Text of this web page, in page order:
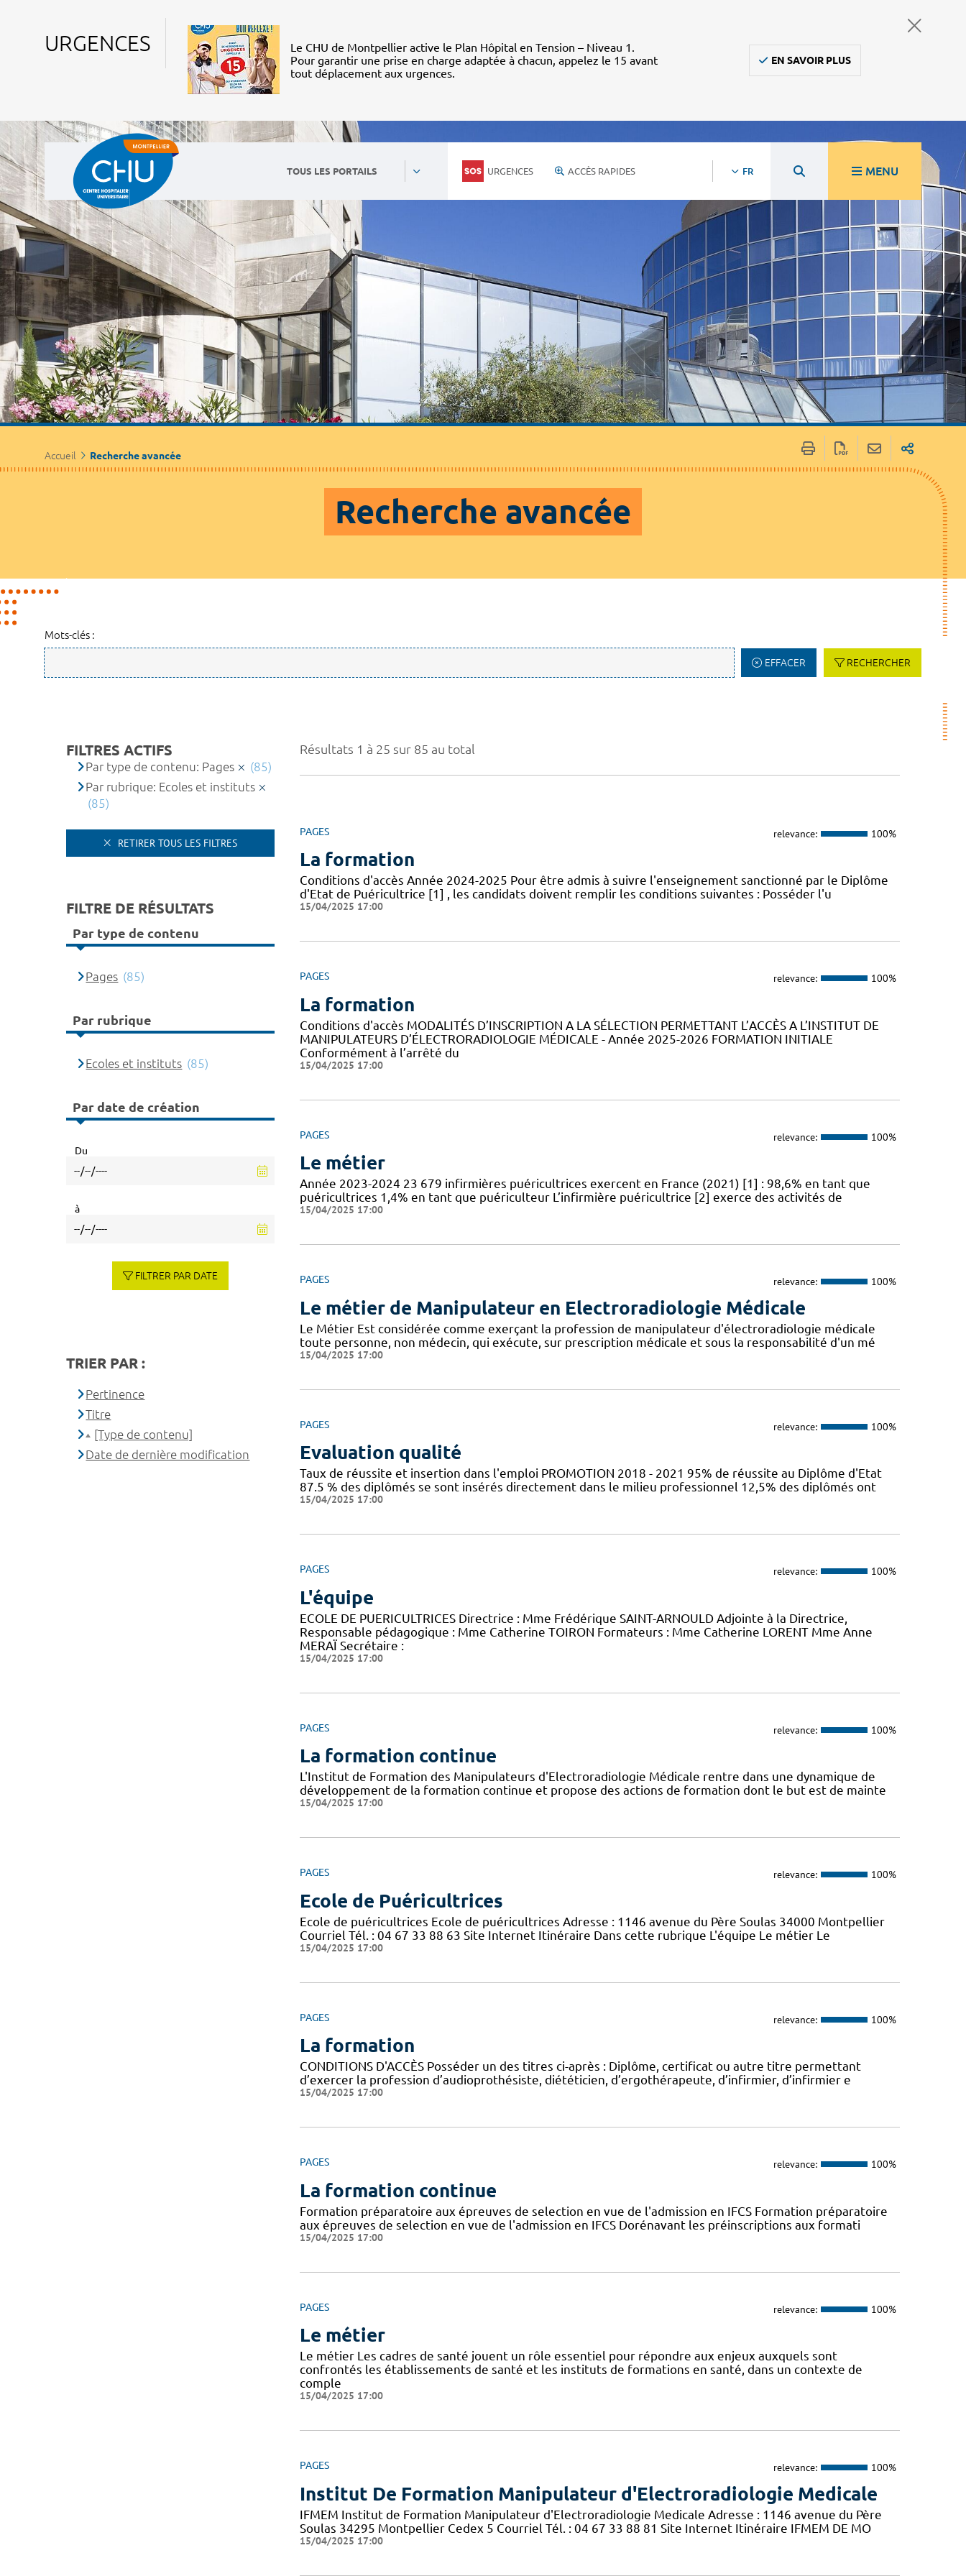
URGENCES
Le CHU de Montpellier active le Plan Hôpital en Tension – Niveau 1.
Pour garantir une prise en charge adaptée à chacun, appelez le 15 avant
tout déplacement aux urgences.
EN SAVOIR PLUS
TOUS LES PORTAILS URGENCES ACCÈS RAPIDES FR MENU
Accueil Recherche avancée
Recherche avancée
Mots-clés :
EFFACER RECHERCHER
Résultats 1 à 25 sur 85 au total
PAGES relevance: 100%
La formation
Conditions d'accès Année 2024-2025 Pour être admis à suivre l'enseignement sanctionné par le Diplôme
d'Etat de Puéricultrice [1] , les candidats doivent remplir les conditions suivantes : Posséder l'u
15/04/2025 17:00
PAGES relevance: 100%
La formation
Conditions d'accès MODALITÉS D’INSCRIPTION A LA SÉLECTION PERMETTANT L’ACCÈS A L’INSTITUT DE
MANIPULATEURS D’ÉLECTRORADIOLOGIE MÉDICALE - Année 2025-2026 FORMATION INITIALE
Conformément à l’arrêté du
15/04/2025 17:00
PAGES relevance: 100%
Le métier
Année 2023-2024 23 679 infirmières puéricultrices exercent en France (2021) [1] : 98,6% en tant que
puéricultrices 1,4% en tant que puériculteur L’infirmière puéricultrice [2] exerce des activités de
15/04/2025 17:00
PAGES relevance: 100%
Le métier de Manipulateur en Electroradiologie Médicale
Le Métier Est considérée comme exerçant la profession de manipulateur d'électroradiologie médicale
toute personne, non médecin, qui exécute, sur prescription médicale et sous la responsabilité d'un mé
15/04/2025 17:00
PAGES relevance: 100%
Evaluation qualité
Taux de réussite et insertion dans l'emploi PROMOTION 2018 - 2021 95% de réussite au Diplôme d'Etat
87.5 % des diplômés se sont insérés directement dans le milieu professionnel 12,5% des diplômés ont
15/04/2025 17:00
PAGES relevance: 100%
L'équipe
ECOLE DE PUERICULTRICES Directrice : Mme Frédérique SAINT-ARNOULD Adjointe à la Directrice,
Responsable pédagogique : Mme Catherine TOIRON Formateurs : Mme Catherine LORENT Mme Anne
MERAÏ Secrétaire :
15/04/2025 17:00
PAGES relevance: 100%
La formation continue
L'Institut de Formation des Manipulateurs d'Electroradiologie Médicale rentre dans une dynamique de
développement de la formation continue et propose des actions de formation dont le but est de mainte
15/04/2025 17:00
PAGES relevance: 100%
Ecole de Puéricultrices
Ecole de puéricultrices Ecole de puéricultrices Adresse : 1146 avenue du Père Soulas 34000 Montpellier
Courriel Tél. : 04 67 33 88 63 Site Internet Itinéraire Dans cette rubrique L'équipe Le métier Le
15/04/2025 17:00
PAGES relevance: 100%
La formation
CONDITIONS D'ACCÈS Posséder un des titres ci-après : Diplôme, certificat ou autre titre permettant
d’exercer la profession d’audioprothésiste, diététicien, d’ergothérapeute, d’infirmier, d’infirmier e
15/04/2025 17:00
PAGES relevance: 100%
La formation continue
Formation préparatoire aux épreuves de selection en vue de l'admission en IFCS Formation préparatoire
aux épreuves de selection en vue de l'admission en IFCS Dorénavant les préinscriptions aux formati
15/04/2025 17:00
PAGES relevance: 100%
Le métier
Le métier Les cadres de santé jouent un rôle essentiel pour répondre aux enjeux auxquels sont
confrontés les établissements de santé et les instituts de formations en santé, dans un contexte de
comple
15/04/2025 17:00
PAGES relevance: 100%
Institut De Formation Manipulateur d'Electroradiologie Medicale
IFMEM Institut de Formation Manipulateur d'Electroradiologie Medicale Adresse : 1146 avenue du Père
Soulas 34295 Montpellier Cedex 5 Courriel Tél. : 04 67 33 88 81 Site Internet Itinéraire IFMEM DE MO
15/04/2025 17:00
FILTRES ACTIFS
Par type de contenu: Pages
(85)
Par rubrique: Ecoles et instituts
(85)
RETIRER TOUS LES FILTRES
FILTRE DE RÉSULTATS
Par type de contenu
Pages (85)
Par rubrique
Ecoles et instituts (85)
Par date de création
Du
à
FILTRER PAR DATE
TRIER PAR :
Pertinence
Titre
[Type de contenu]
Date de dernière modification